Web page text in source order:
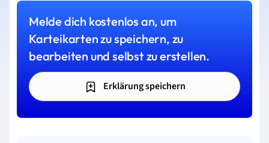
Melde dich kostenlos an, um
Karteikarten zu speichern, zu
bearbeiten und selbst zu erstellen.
Erklärung speichern